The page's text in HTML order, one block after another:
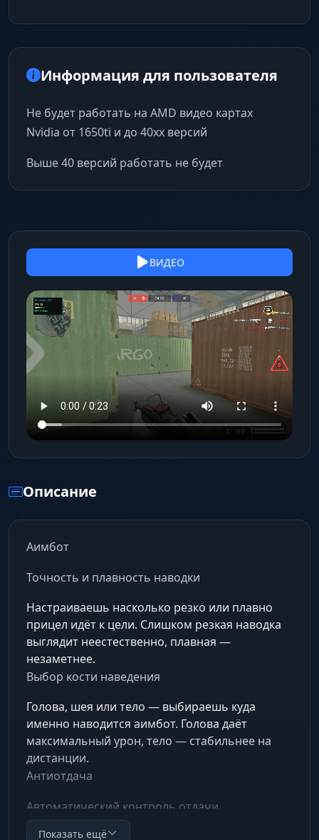
Информация для пользователя
Не будет работать на AMD видео картах
Nvidia от 1650ti и до 40хх версий
Выше 40 версий работать не будет
ВИДЕО
Описание
Аимбот
Точность и плавность наводки
Настраиваешь насколько резко или плавно
прицел идёт к цели. Слишком резкая наводка
выглядит неестественно, плавная —
незаметнее.
Выбор кости наведения
Голова, шея или тело — выбираешь куда
именно наводится аимбот. Голова даёт
максимальный урон, тело — стабильнее на
дистанции.
Антиотдача
Автоматический контроль отдачи
Программно компенсирует отдачу во время
Показать ещё